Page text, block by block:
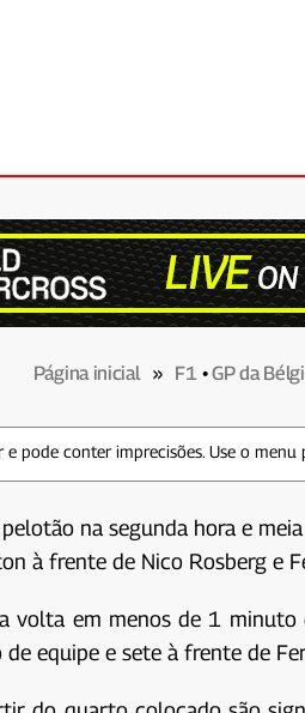
Página inicial» F1•GP da
pode conter imprecisões. Use o menu
na segunda hora e
à frente de Nico Rosberg e
volta em menos de 1
equipe e sete à frente de